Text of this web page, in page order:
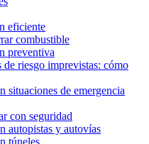
eficiente
combustible
preventiva
de riesgo imprevistas: cómo
situaciones de emergencia
con seguridad
autopistas y autovías